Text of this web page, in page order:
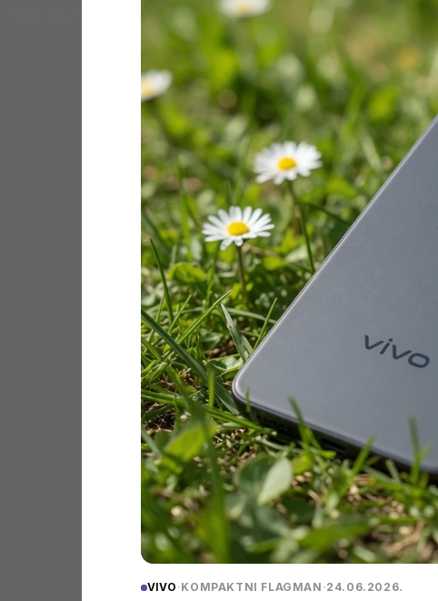
VIVO ·KOMPAKTNI FLAGMAN ·24.06.2026.